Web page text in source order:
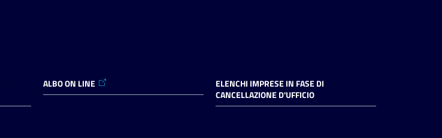
ALBO ON LINE
ELENCHI IMPRESE IN FASE DI
CANCELLAZIONE D'UFFICIO